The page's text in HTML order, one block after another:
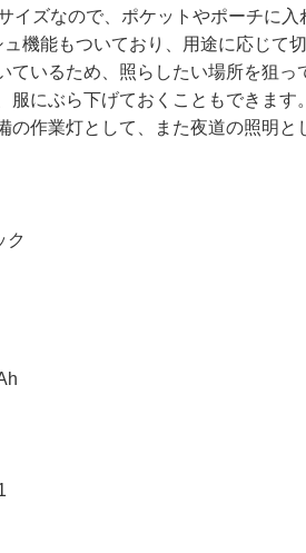
イズなので、ポケットやポーチに入
機能もついており、用途に応じて
ているため、照らしたい場所を狙っ
服にぶら下げておくこともできます
の作業灯として、また夜道の照明と
ク